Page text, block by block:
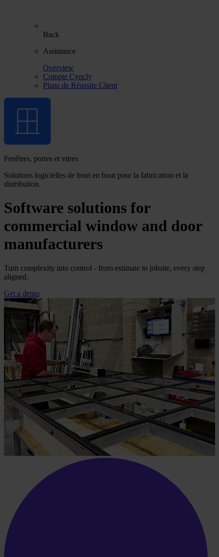
Back
Assistance
Overview
Compte Cyncly
Plans de Réussite Client
Fenêtres, portes et vitres
Solutions logicielles de bout en bout pour la fabrication et la
distribution.
Software solutions for
commercial window and door
manufacturers
Turn complexity into control - from estimate to jobsite, every step
aligned.
Get a demo